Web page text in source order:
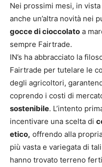
Nei prossimi mesi, in
anche un’altra novità nei
gocce di cioccolato a
sempre Fairtrade.
IN’s ha abbracciato la
Fairtrade per tutelare le
degli agricoltori,
coprendo i costi di
sostenibile. L’intento
incentivare una scelta di
etico, offrendo alla
più vasta e variegata di
hanno trovato terreno